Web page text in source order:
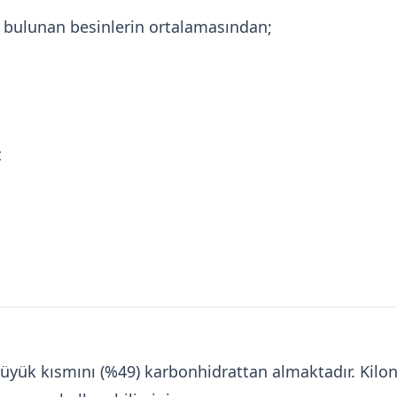
besinlerin ortalamasından;
kısmını (%49) karbonhidrattan almaktadır.